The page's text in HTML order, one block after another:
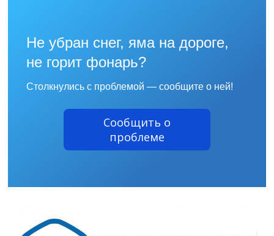
Не убран снег, яма на дороге,
не горит фонарь?
Столкнулись с проблемой — сообщите о ней!
Сообщить о
проблеме